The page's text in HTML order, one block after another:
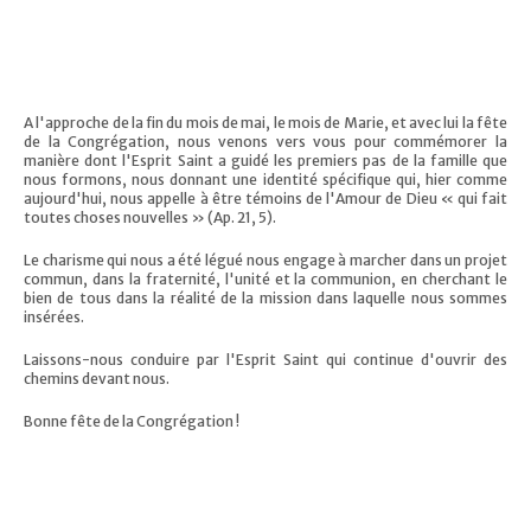
A l'approche de la fin du mois de mai, le mois de Marie, et avec lui la fête
de la Congrégation, nous venons vers vous pour commémorer la
manière dont l'Esprit Saint a guidé les premiers pas de la famille que
nous formons, nous donnant une identité spécifique qui, hier comme
aujourd'hui, nous appelle à être témoins de l'Amour de Dieu « qui fait
toutes choses nouvelles » (Ap. 21, 5).
Le charisme qui nous a été légué nous engage à marcher dans un projet
commun, dans la fraternité, l'unité et la communion, en cherchant le
bien de tous dans la réalité de la mission dans laquelle nous sommes
insérées.
Laissons-nous conduire par l'Esprit Saint qui continue d'ouvrir des
chemins devant nous.
Bonne fête de la Congrégation !